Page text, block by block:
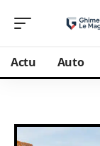
Actu Auto